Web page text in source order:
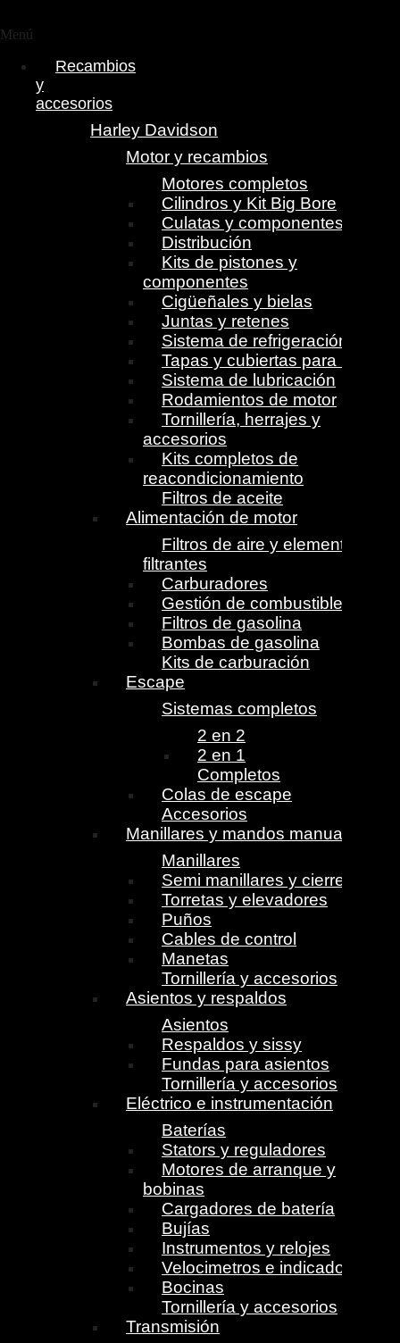
Menú
Recambios
y
accesorios
Harley Davidson
Motor y recambios
Motores completos
Cilindros y Kit Big Bore
Culatas y componentes
Distribución
Kits de pistones y
componentes
Cigüeñales y bielas
Juntas y retenes
Sistema de refrigeración
Tapas y cubiertas para motor
Sistema de lubricación
Rodamientos de motor
Tornillería, herrajes y
accesorios
Kits completos de
reacondicionamiento
Filtros de aceite
Alimentación de motor
Filtros de aire y elementos
filtrantes
Carburadores
Gestión de combustible
Filtros de gasolina
Bombas de gasolina
Kits de carburación
Escape
Sistemas completos
2 en 2
2 en 1
Completos
Colas de escape
Accesorios
Manillares y mandos manuales
Manillares
Semi manillares y cierres
Torretas y elevadores
Puños
Cables de control
Manetas
Tornillería y accesorios
Asientos y respaldos
Asientos
Respaldos y sissy
Fundas para asientos
Tornillería y accesorios
Eléctrico e instrumentación
Baterías
Stators y reguladores
Motores de arranque y
bobinas
Cargadores de batería
Bujías
Instrumentos y relojes
Velocimetros e indicadores
Bocinas
Tornillería y accesorios
Transmisión